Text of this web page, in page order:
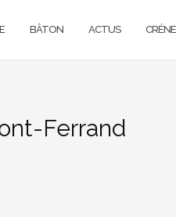
BÂTON ACTUS
Ferrand